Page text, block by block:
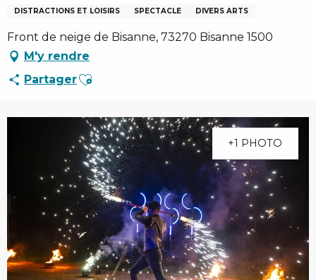
DISTRACTIONS ET LOISIRS SPECTACLE DIVERS ARTS
Front de neige de Bisanne, 73270 Bisanne 1500
M'y rendre
PartagerAjouter aux favoris
+1 PHOTO